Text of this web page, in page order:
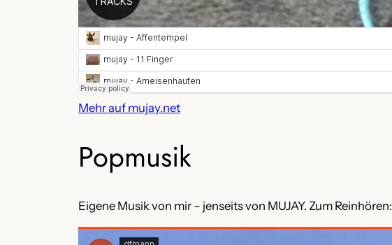
Mehr auf mujay.net
Popmusik
Eigene Musik von mir – jenseits von MUJAY. Zum Reinhören: